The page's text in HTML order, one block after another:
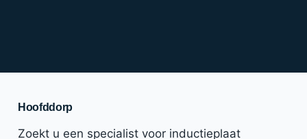
Hoofddorp
Zoekt u een specialist voor inductieplaat